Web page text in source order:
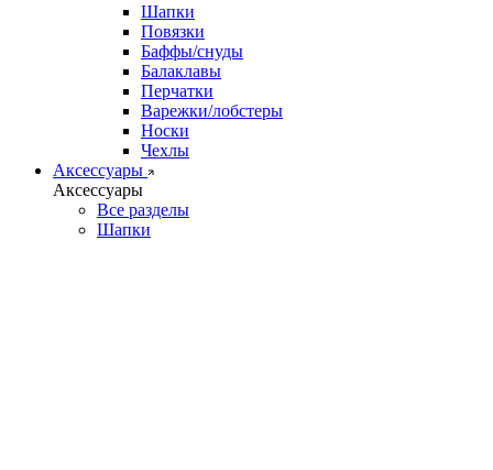
Шапки
Повязки
Баффы/снуды
Балаклавы
Перчатки
Варежки/лобстеры
Носки
Чехлы
Аксессуары
Аксессуары
Все разделы
Шапки